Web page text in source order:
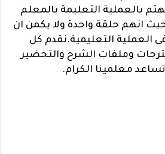
بالعملية التعليمة بالمعلم
انهم حلقة واحدة ولا يكمن ان
التعليمية.نقدم كل
وملفات الشرح والتحضير
معلمينا الكرام.